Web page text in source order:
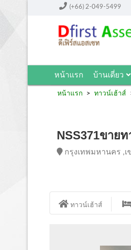
(+66) 2-049-5499
หน้าแรก บ้านเดี่ยว
หน้าแรก ทาวน์เฮ้าส์
NSS371ขาย
กรุงเทพมหานคร ,
ทาวน์เฮ้าส์